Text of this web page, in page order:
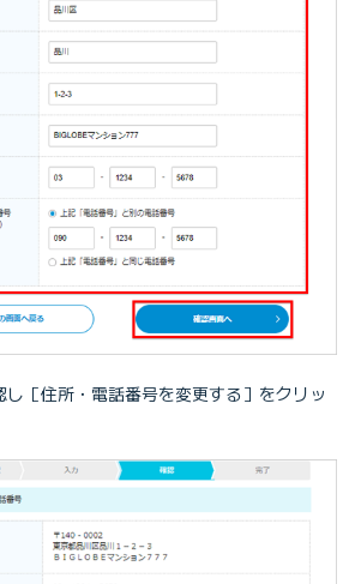
し［住所・電話番号を変更する］をクリッ